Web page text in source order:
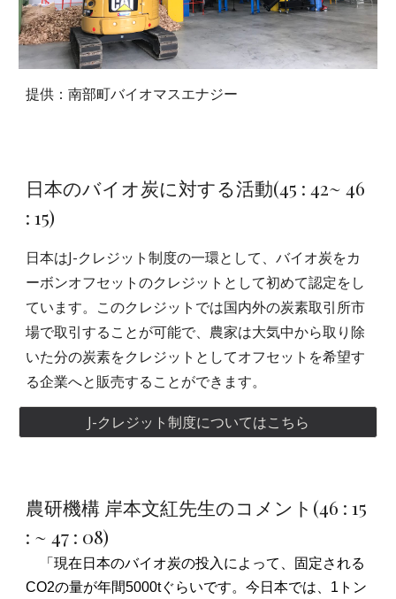
提供：南部町バイオマスエナジー
日本のバイオ炭に対する活動(45 :42~ 46
: 15)
日本はJ-クレジット制度の一環として、バイオ炭をカ
ーボンオフセットのクレジットとして初めて認定をし
ています。このクレジットでは国内外の炭素取引所市
場で取引することが可能で、農家は大気中から取り除
いた分の炭素をクレジットとしてオフセットを希望す
る企業へと販売することができます。
J-クレジット制度についてはこちら
農研機構 岸本文紅先生のコメント (46 : 15
: ~ 47 : 08)
「現在日本のバイオ炭の投入によって、固定される
CO2の量が年間5000tぐらいです。今日本では、1トン